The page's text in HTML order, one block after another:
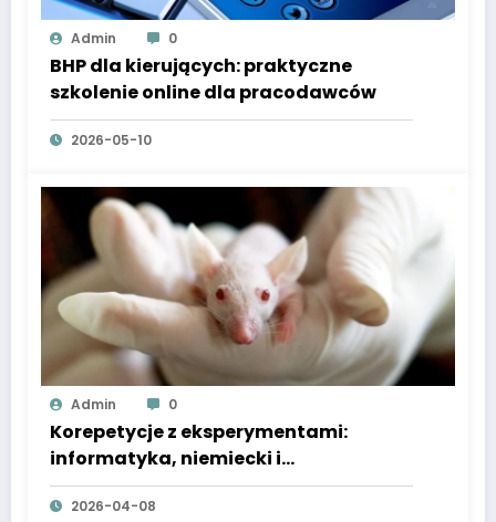
Admin 0
BHP dla kierujących: praktyczne
szkolenie online dla pracodawców
2026-05-10
Admin 0
Korepetycje z eksperymentami:
informatyka, niemiecki i
sensoplastyka dla dzieci
2026-04-08